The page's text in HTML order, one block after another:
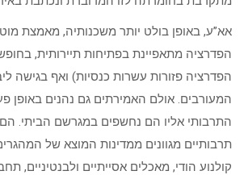
אא”ע, באופן בולט יותר משכנותיה, מאמצת
הפדרציה מתאפיינת בפתיחות תיירותית,
הפדרציה פזורות עשרות כנסיות) ואף בגישה
המעורבים. אולם האמירתים גם נהנים באופן
התרבותי אליו הם נחשפים במגרשם הביתי.
תרבותיים מגוונים ממדינות המוצא של
קולנוע הודי, מאכלים אסייתיים ולבנטיניים,